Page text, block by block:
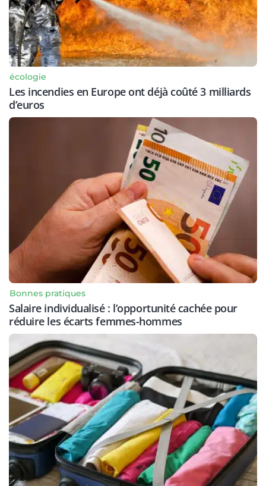
écologie
Les incendies en Europe ont déjà coûté 3 milliards
d’euros
Bonnes pratiques
Salaire individualisé : l’opportunité cachée pour
réduire les écarts femmes-hommes